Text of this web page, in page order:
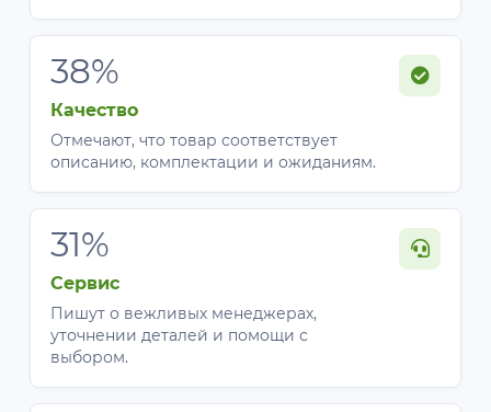
38%
Качество
Отмечают, что товар соответствует
описанию, комплектации и ожиданиям.
31%
Сервис
Пишут о вежливых менеджерах,
уточнении деталей и помощи с
выбором.